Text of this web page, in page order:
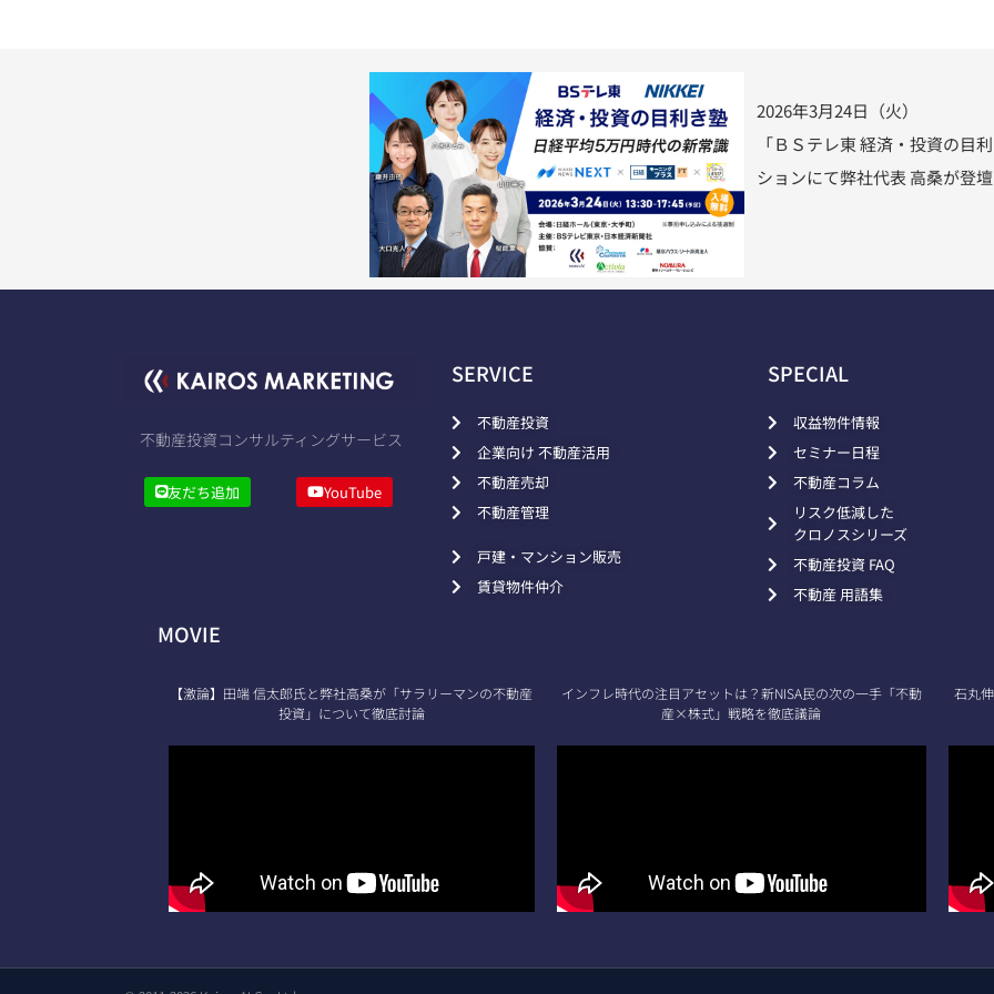
2026年3月24日（火）
「ＢＳテレ東 経済・投資の目
ションにて弊社代表 高桑が登
不動産投資コンサルティングサービス
友だち追加 YouTube
SERVICE
不動産投資
企業向け 不動産活用
不動産売却
不動産管理
戸建・マンション販売
賃貸物件仲介
SPECIAL
収益物件情報
セミナー日程
不動産コラム
リスク低減した
クロノスシリーズ
不動産投資 FAQ
不動産 用語集
MOVIE
【激論】田端 信太郎氏と弊社高桑が「サラリーマンの不動産
投資」について徹底討論
インフレ時代の注目アセットは？新NISA民の次の一手「不動
産×株式」戦略を徹底議論
石丸